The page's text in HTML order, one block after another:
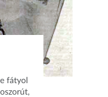
fátyol